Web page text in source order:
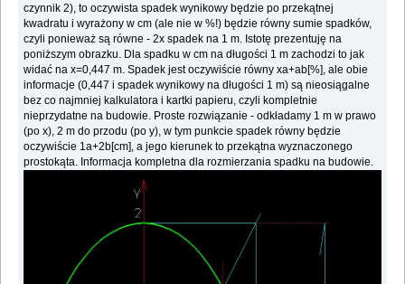
czynnik 2), to oczywista spadek wynikowy będzie po przekątnej
kwadratu i wyrażony w cm (ale nie w %!) będzie równy sumie spadków,
czyli ponieważ są równe - 2x spadek na 1 m. Istotę prezentuję na
poniższym obrazku. Dla spadku w cm na długości 1 m zachodzi to jak
widać na x=0,447 m. Spadek jest oczywiście równy xa+ab[%], ale obie
informacje (0,447 i spadek wynikowy na długości 1 m) są nieosiągalne
bez co najmniej kalkulatora i kartki papieru, czyli kompletnie
nieprzydatne na budowie. Proste rozwiązanie - odkładamy 1 m w prawo
(po x), 2 m do przodu (po y), w tym punkcie spadek równy będzie
oczywiście 1a+2b[cm], a jego kierunek to przekątna wyznaczonego
prostokąta. Informacja kompletna dla rozmierzania spadku na budowie.